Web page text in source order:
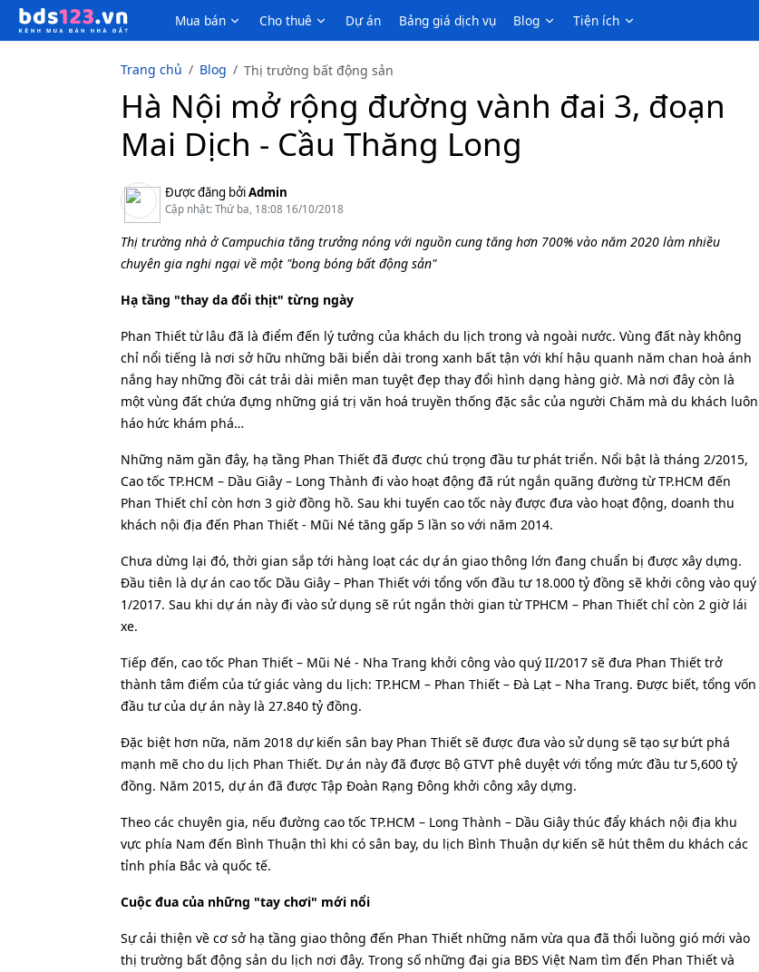
Mua bán Cho thuê Dự án Bảng giá dịch vụ Blog Tiện ích
Trang chủ Blog Thị trường bất động sản
Hà Nội mở rộng đường vành đai 3, đoạn
Mai Dịch - Cầu Thăng Long
Được đăng bởiAdmin
Cập nhật: Thứ ba, 18:08 16/10/2018
Thị trường nhà ở Campuchia tăng trưởng nóng với nguồn cung tăng hơn 700% vào năm 2020 làm nhiều
chuyên gia nghi ngại về một "bong bóng bất động sản"
Hạ tầng "thay da đổi thịt" từng ngày
Phan Thiết từ lâu đã là điểm đến lý tưởng của khách du lịch trong và ngoài nước. Vùng đất này không
chỉ nổi tiếng là nơi sở hữu những bãi biển dài trong xanh bất tận với khí hậu quanh năm chan hoà ánh
nắng hay những đồi cát trải dài miên man tuyệt đẹp thay đổi hình dạng hàng giờ. Mà nơi đây còn là
một vùng đất chứa đựng những giá trị văn hoá truyền thống đặc sắc của người Chăm mà du khách luôn
háo hức khám phá…
Những năm gần đây, hạ tầng Phan Thiết đã được chú trọng đầu tư phát triển. Nổi bật là tháng 2/2015,
Cao tốc TP.HCM – Dầu Giây – Long Thành đi vào hoạt động đã rút ngắn quãng đường từ TP.HCM đến
Phan Thiết chỉ còn hơn 3 giờ đồng hồ. Sau khi tuyến cao tốc này được đưa vào hoạt động, doanh thu
khách nội địa đến Phan Thiết - Mũi Né tăng gấp 5 lần so với năm 2014.
Chưa dừng lại đó, thời gian sắp tới hàng loạt các dự án giao thông lớn đang chuẩn bị được xây dựng.
Đầu tiên là dự án cao tốc Dầu Giây – Phan Thiết với tổng vốn đầu tư 18.000 tỷ đồng sẽ khởi công vào quý
1/2017. Sau khi dự án này đi vào sử dụng sẽ rút ngắn thời gian từ TPHCM – Phan Thiết chỉ còn 2 giờ lái
xe.
Tiếp đến, cao tốc Phan Thiết – Mũi Né - Nha Trang khởi công vào quý II/2017 sẽ đưa Phan Thiết trở
thành tâm điểm của tứ giác vàng du lịch: TP.HCM – Phan Thiết – Đà Lạt – Nha Trang. Được biết, tổng vốn
đầu tư của dự án này là 27.840 tỷ đồng.
Đặc biệt hơn nữa, năm 2018 dự kiến sân bay Phan Thiết sẽ được đưa vào sử dụng sẽ tạo sự bứt phá
mạnh mẽ cho du lịch Phan Thiết. Dự án này đã được Bộ GTVT phê duyệt với tổng mức đầu tư 5,600 tỷ
đồng. Năm 2015, dự án đã được Tập Đoàn Rạng Đông khởi công xây dựng.
Theo các chuyên gia, nếu đường cao tốc TP.HCM – Long Thành – Dầu Giây thúc đẩy khách nội địa khu
vực phía Nam đến Bình Thuận thì khi có sân bay, du lịch Bình Thuận dự kiến sẽ hút thêm du khách các
tỉnh phía Bắc và quốc tế.
Cuộc đua của những "tay chơi" mới nổi
Sự cải thiện về cơ sở hạ tầng giao thông đến Phan Thiết những năm vừa qua đã thổi luồng gió mới vào
thị trường bất động sản du lịch nơi đây. Trong số những đại gia BĐS Việt Nam tìm đến Phan Thiết và